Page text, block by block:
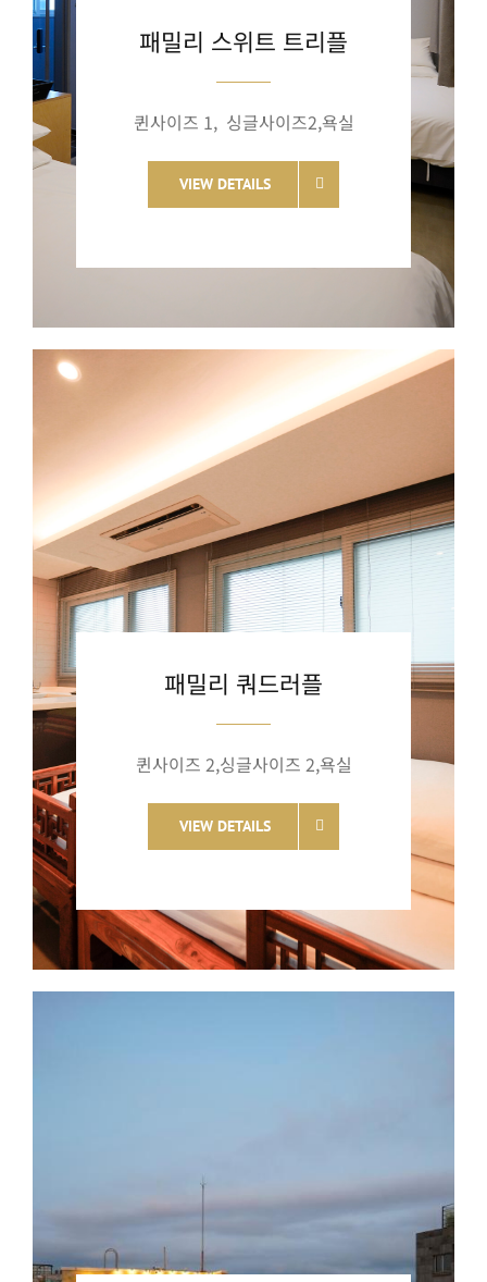
패밀리 스위트 트리플
퀸사이즈 1, 싱글사이즈2,욕실
VIEW DETAILS
패밀리 쿼드러플
퀸사이즈 2,싱글사이즈 2,욕실
VIEW DETAILS